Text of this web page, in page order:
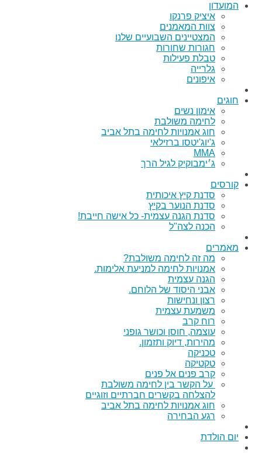
המועדון
איציק פרנקו
צוות המאמנים
המצטיינים השבועיים שלנו
חגורות שחורות
טבלת פעילות
גלרייה
איפונים
חוגים
אימון נשים
לחימה משולבת
חוג אמנויות לחימה בתל אביב
ג'יוג'יטסו ברזילאי
MMA
ג׳ימבוקיק לגיל הרך
קורסים
סדנת קיץ איכותית
סדנת הנוער בקיץ
סדנת הגנה עצמית- כל אישה חייבת!
הכנה לצה"ל
מאמרים
מה זה לחימה משולבת?
אמנויות לחימה למניעת אלימות.
הגנה עצמית
אבני היסוד של הלוחם.
רצון ונחישות
משמעת עצמית
רוח קרב
עוצמה, חוסן וכושר גופני
מהירות, דיוק ותזמון.
טכניקה
טקטיקה
קרב פנים אל פנים
על הקשר בין לחימה משולבת
להצלחה בקשרים חברתיים וזוגיים
חוג אמנויות לחימה בתל אביב
רגע הבחירה
יום הולדת